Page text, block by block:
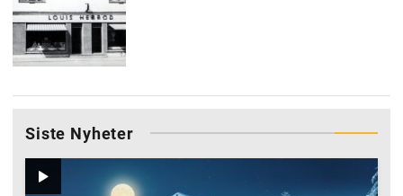
Siste Nyheter
Video